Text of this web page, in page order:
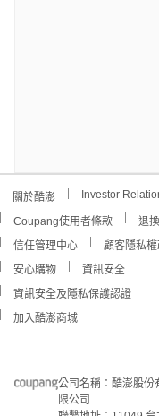
關於酷澎 Investor
Coupang使用者條款
退
信任管理中心
顧客隱私權
安心購物
資訊安全
資訊安全及隱私保護認證
加入酷澎商城
公司名稱：酷澎股份
限公司